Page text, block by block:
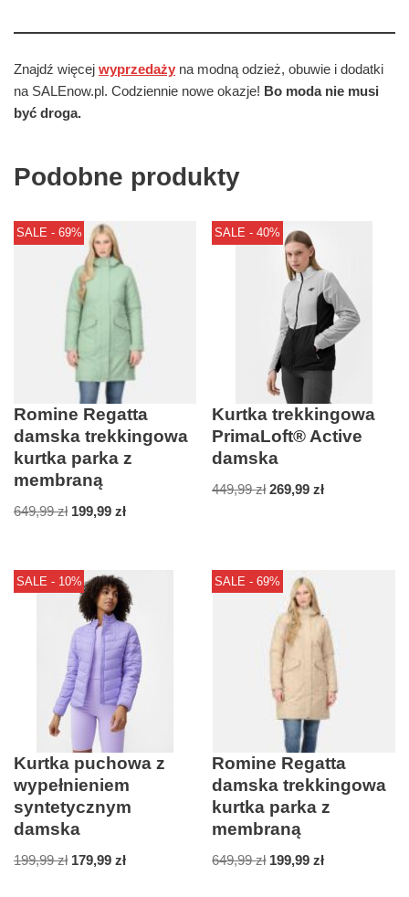
Znajdź więcej wyprzedaży na modną odzież, obuwie i dodatki
na SALEnow.pl. Codziennie nowe okazje! Bo moda nie musi
być droga.
Podobne produkty
SALE - 69%
Romine Regatta
damska trekkingowa
kurtka parka z
membraną
649,99zł 199,99 zł
SALE - 40%
Kurtka trekkingowa
PrimaLoft® Active
damska
449,99zł 269,99zł
SALE - 10%
Kurtka puchowa z
wypełnieniem
syntetycznym
damska
199,99zł 179,99 zł
SALE - 69%
Romine Regatta
damska trekkingowa
kurtka parka z
membraną
649,99zł 199,99zł